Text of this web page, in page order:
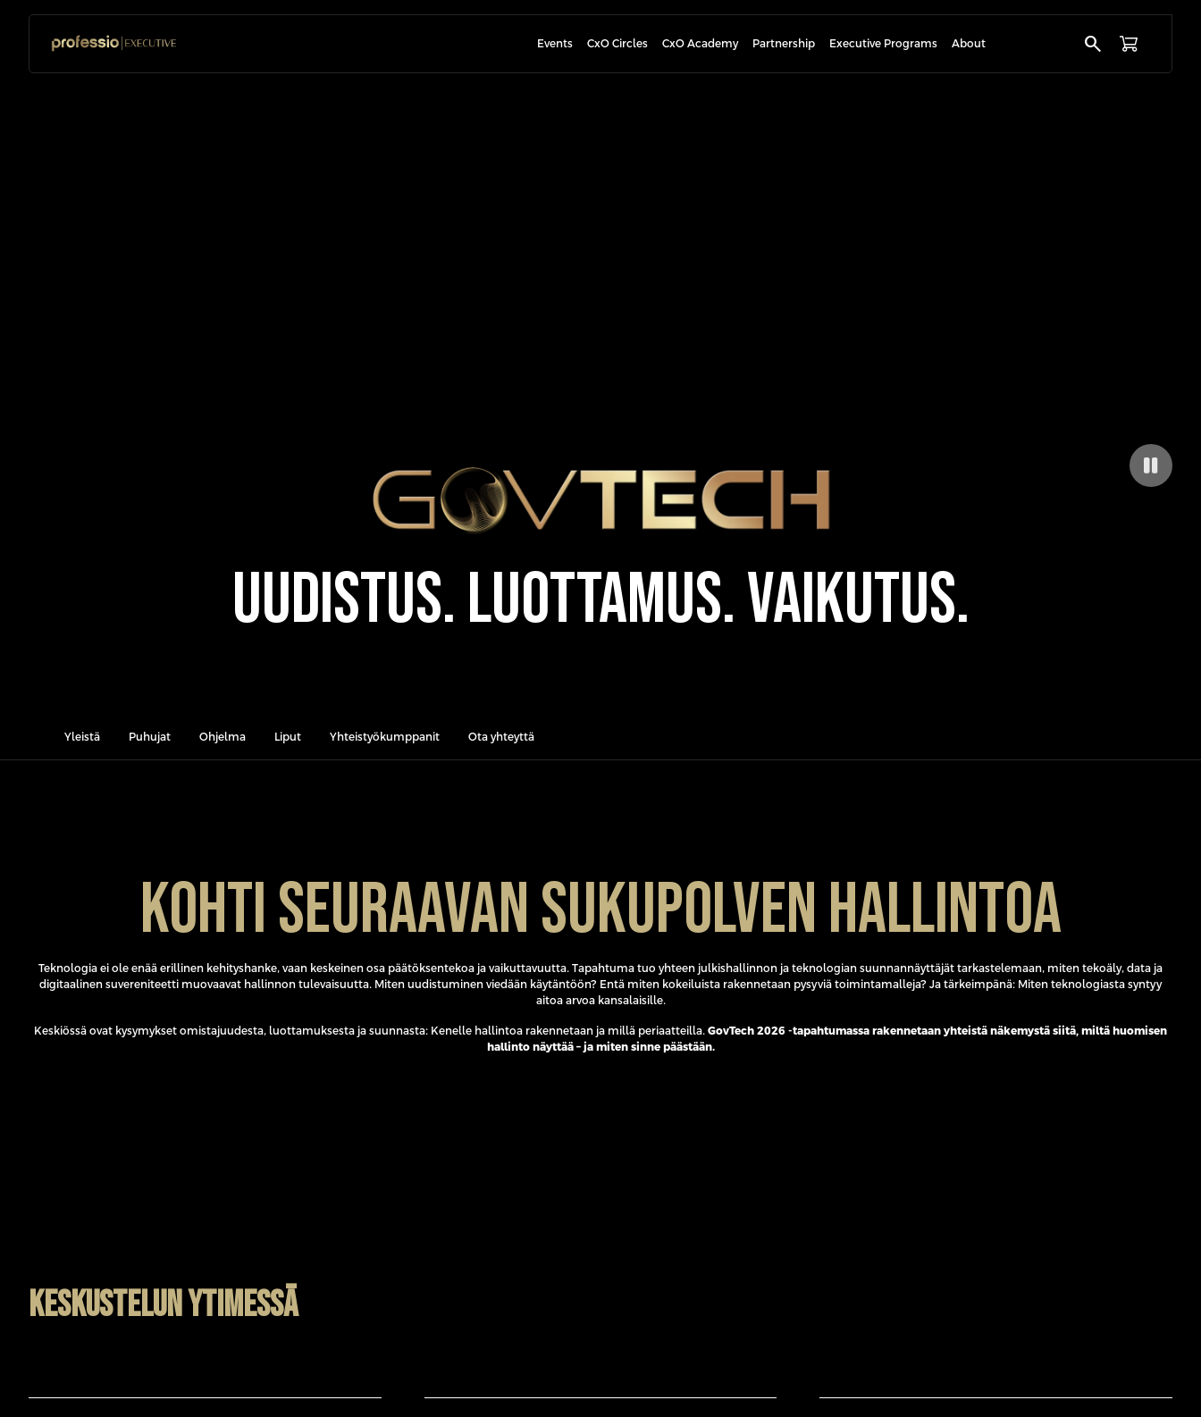
Events CxO Circles CxO Academy Partnership Executive Programs About search
Uudistus. Luottamus. Vaikutus.
Yleistä Puhujat Ohjelma Liput Yhteistyökumppanit Ota yhteyttä
Kohti seuraavan sukupolven hallintoa
Teknologia ei ole enää erillinen kehityshanke, vaan keskeinen osa päätöksentekoa ja vaikuttavuutta. Tapahtuma tuo yhteen julkishallinnon ja teknologian suunnannäyttäjät tarkastelemaan, miten tekoäly, data ja
digitaalinen suvereniteetti muovaavat hallinnon tulevaisuutta. Miten uudistuminen viedään käytäntöön? Entä miten kokeiluista rakennetaan pysyviä toimintamalleja? Ja tärkeimpänä: Miten teknologiasta syntyy
aitoa arvoa kansalaisille.
Keskiössä ovat kysymykset omistajuudesta, luottamuksesta ja suunnasta: Kenelle hallintoa rakennetaan ja millä periaatteilla. GovTech 2026 -tapahtumassa rakennetaan yhteistä näkemystä siitä, miltä huomisen
hallinto näyttää – ja miten sinne päästään.
Keskustelun ytimessä